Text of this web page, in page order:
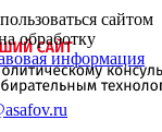
сайтом
обработку
информация